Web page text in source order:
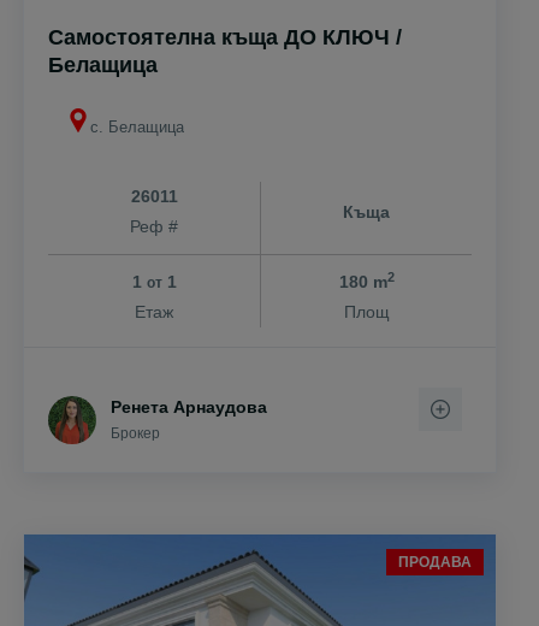
Самостоятелна къща ДО КЛЮЧ /
Белащица
с. Белащица
26011
Реф #
Къща
1 от1
Етаж
180 m2
Площ
Ренета Арнаудова
Брокер
ПРОДАВА